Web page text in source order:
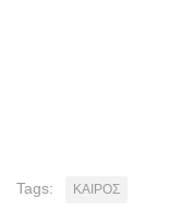
Tags: ΚΑΙΡΟΣ